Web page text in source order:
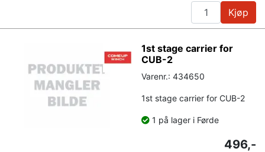
Kjøp
1st stage carrier for
CUB-2
Varenr.: 434650
1st stage carrier for CUB-2
1 på lager i Førde
496,-